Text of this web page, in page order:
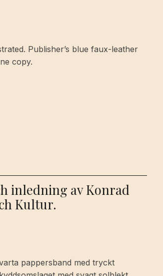
Publisher’s blue faux-leather
copy.
inledning av Konrad
Kultur.
pappersband med tryckt